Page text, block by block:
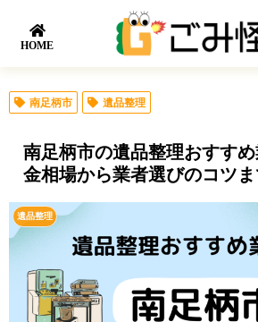
HOME
南足柄市 遺品整理
南足柄市の遺品整理おすす
金相場から業者選びのコツま
遺品整理